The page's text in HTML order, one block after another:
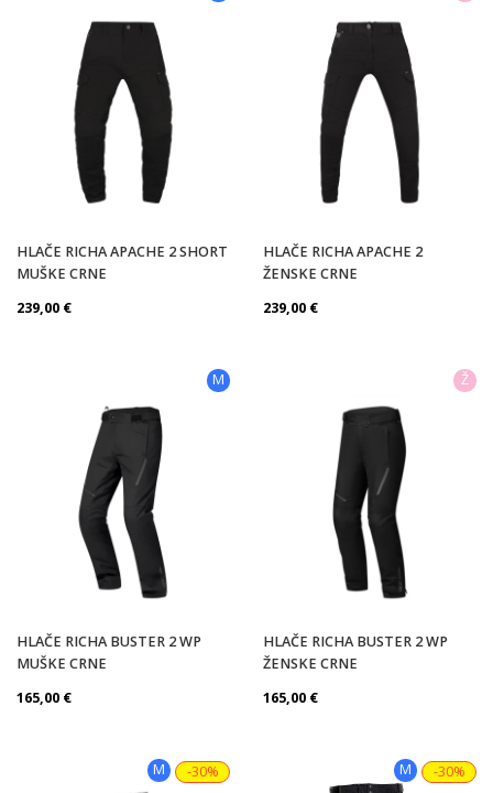
HLAČE RICHA APACHE 2 SHORT
MUŠKE CRNE
239,00 €
HLAČE RICHA APACHE 2
ŽENSKE CRNE
239,00 €
M
HLAČE RICHA BUSTER 2 WP
MUŠKE CRNE
165,00 €
Ž
HLAČE RICHA BUSTER 2 WP
ŽENSKE CRNE
165,00 €
M -30% M -30%